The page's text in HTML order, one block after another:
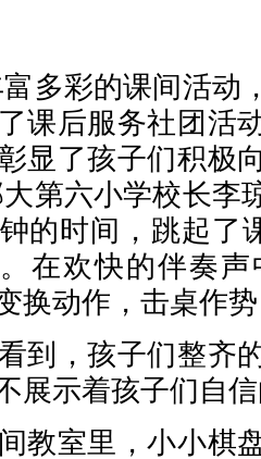
彩的课间活动
课后服务社团活
显了孩子们积极
第六小学校长李
的时间，跳起了
在欢快的伴奏
换动作，击桌作
，孩子们整齐
展示着孩子们自
室里，小小棋